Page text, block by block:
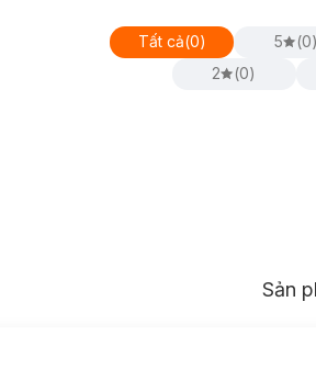
Tất cả(0) 5 (0
2
(0)
Sản